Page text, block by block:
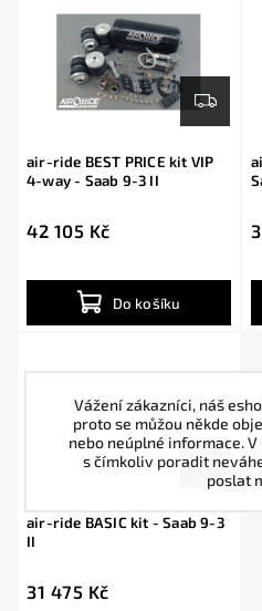
Vážení zákazníci, náš
proto se můžou někde
nebo neúplné informace.
s čímkoliv poradit
poslat
air-ride BEST PRICE kit VIP
4-way - Saab 9-3 II
42 105 Kč
Do košíku
air-ride BASIC kit - Saab 9-3
II
31 475 Kč